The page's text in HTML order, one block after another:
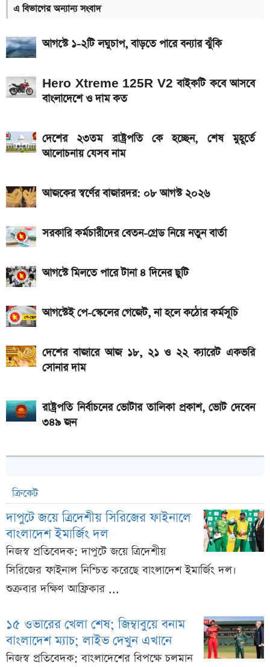
আজকের স্বর্ণের বাজারদর: ০৭ আগস্ট ২০২৬
এসএসসি ও সমমানের ফল কবে জানাল শিক্ষা বোর্ড
সরকারি চাকরিজীবীরা
দাম
এসএসসি ফল প্রকাশের চূড়ান্ত তারিখ ঘোষণা
২০২৬ সালের প্রথম পূর্ণগ্রাস সূর্যগ্রহণ কবে, কোথা থেকে দেখা
এ বিভাগের অন্যান্য সংবাদ
আগস্টে ১-২টি লঘুচাপ, বাড়তে পারে বন্যার ঝুঁকি
Hero Xtreme 125R V2 বাইকটি কবে আসবে
বাংলাদেশে ও দাম কত
দেশের ২৩তম রাষ্ট্রপতি কে হচ্ছেন, শেষ মুহূর্তে
আলোচনায় যেসব নাম
আজকের স্বর্ণের বাজারদর: ০৮ আগস্ট ২০২৬
সরকারি কর্মচারীদের বেতন-গ্রেড নিয়ে নতুন বার্তা
আগস্টে মিলতে পারে টানা ৪ দিনের ছুটি
আগস্টেই পে-স্কেলের গেজেট, না হলে কঠোর কর্মসূচি
দেশের বাজারে আজ ১৮, ২১ ও ২২ ক্যারেট একভরি
সোনার দাম
রাষ্ট্রপতি নির্বাচনের ভোটার তালিকা প্রকাশ, ভোট দেবেন
৩৪৯ জন
ক্রিকেট
দাপুটে জয়ে ত্রিদেশীয় সিরিজের ফাইনালে
বাংলাদেশ ইমার্জিং দল
নিজস্ব প্রতিবেদক: দাপুটে জয়ে ত্রিদেশীয়
সিরিজের ফাইনাল নিশ্চিত করেছে বাংলাদেশ ইমার্জিং দল।
শুক্রবার দক্ষিণ আফ্রিকার ...
১৫ ওভারের খেলা শেষ; জিম্বাবুয়ে বনাম
বাংলাদেশ ম্যাচ; লাইভ দেখুন এখানে
নিজস্ব প্রতিবেদক: বাংলাদেশের বিপক্ষে চলমান